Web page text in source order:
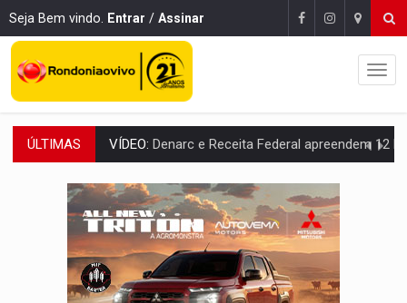
Seja Bem vindo. Entrar / Assinar
ÚLTIMAS OPERAÇÃO DA PC:Membros do CV são presos com armas e drogas após
ENTRADA GRATUITA:Espetáculo As Marias Somos Nós será
VÍDEO:Três são presos após furto de motocicleta em frente
CELEBRAÇÃO:Cerejeiras completa 43 anos de emancipação com
SAÚDE:Anvisa desmente boato sobre presença de plástico ou